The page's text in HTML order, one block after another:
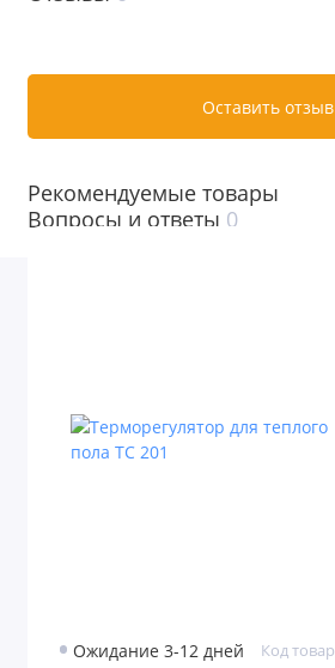
Оставить отзыв
Вопросы и ответы 0
Рекомендуемые товары
Ожидание 3-12 дней